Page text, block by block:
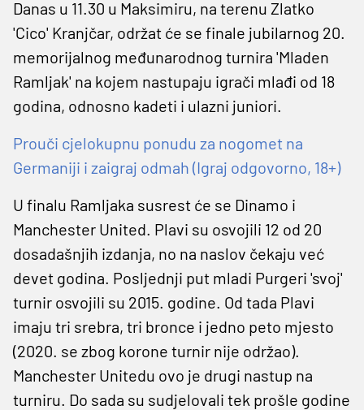
Danas u 11.30 u Maksimiru, na terenu Zlatko
'Cico' Kranjčar, održat će se finale jubilarnog 20.
memorijalnog međunarodnog turnira 'Mladen
Ramljak' na kojem nastupaju igrači mlađi od 18
godina, odnosno kadeti i ulazni juniori.
Prouči cjelokupnu ponudu za nogomet na
Germaniji i zaigraj odmah (Igraj odgovorno, 18+)
U finalu Ramljaka susrest će se Dinamo i
Manchester United. Plavi su osvojili 12 od 20
dosadašnjih izdanja, no na naslov čekaju već
devet godina. Posljednji put mladi Purgeri 'svoj'
turnir osvojili su 2015. godine. Od tada Plavi
imaju tri srebra, tri bronce i jedno peto mjesto
(2020. se zbog korone turnir nije održao).
Manchester Unitedu ovo je drugi nastup na
turniru. Do sada su sudjelovali tek prošle godine